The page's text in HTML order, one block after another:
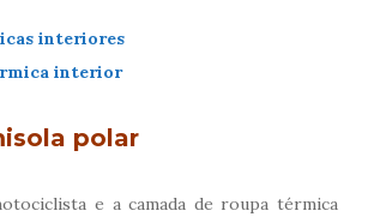
interiores
interior
polar
e a camada de roupa térmica